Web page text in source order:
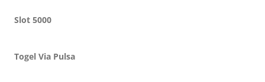
Slot 5000
Togel Via Pulsa